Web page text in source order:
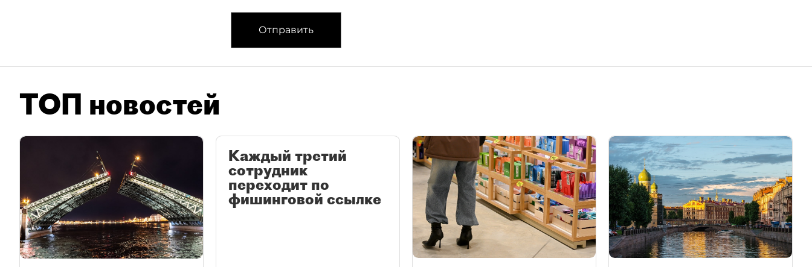
Отправить
ТОП новостей
Каждый третий
сотрудник
переходит по
фишинговой ссылке